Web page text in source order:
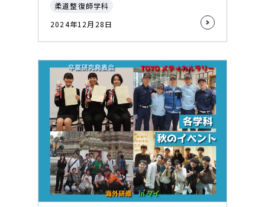
柔道整復師学科
2024年12月28日